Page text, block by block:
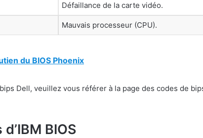
Défaillance de la carte vidéo.
Mauvais processeur (CPU).
du BIOS Phoenix
Dell, veuillez vous référer à la page des codes de
BIOS